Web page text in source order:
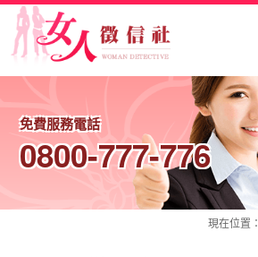
免費服務電話
0800-777-776
現在位置：